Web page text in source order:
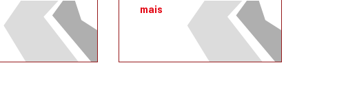
mais